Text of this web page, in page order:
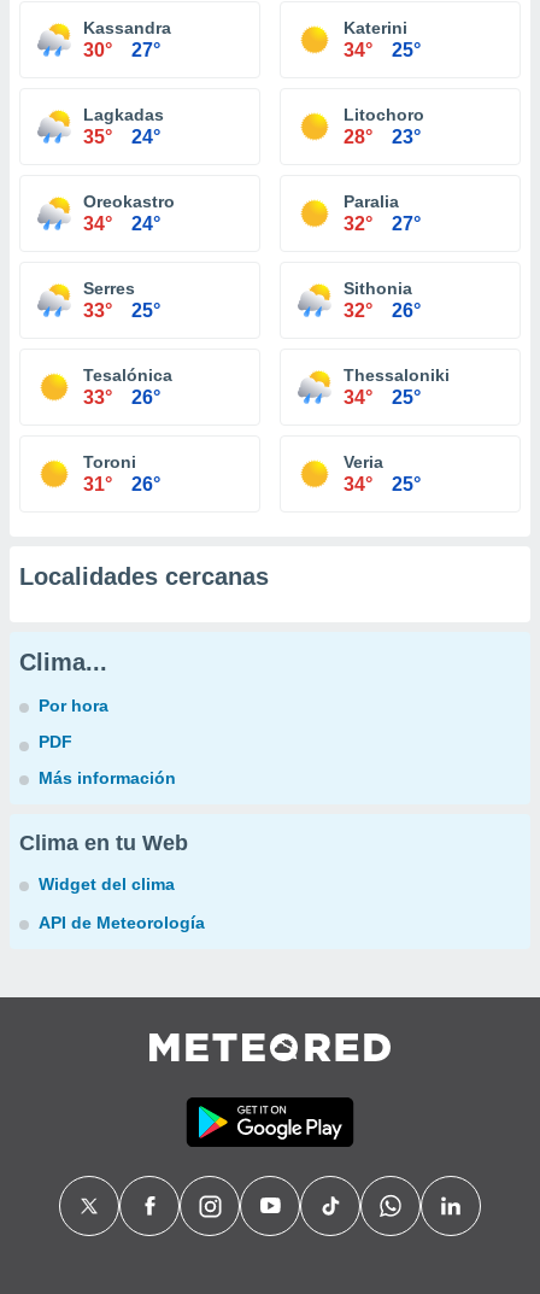
Kassandra
30° 27°
Katerini
34° 25°
Lagkadas
35° 24°
Litochoro
28° 23°
Oreokastro
34° 24°
Paralia
32° 27°
Serres
33° 25°
Sithonia
32° 26°
Tesalónica
33° 26°
Thessaloniki
34° 25°
Toroni
31° 26°
Veria
34° 25°
Localidades cercanas
Clima...
Por hora
PDF
Más información
Clima en tu Web
Widget del clima
API de Meteorología